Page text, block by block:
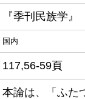
『季刊民族学』
国内
117,56-59頁
本論は、「ふた